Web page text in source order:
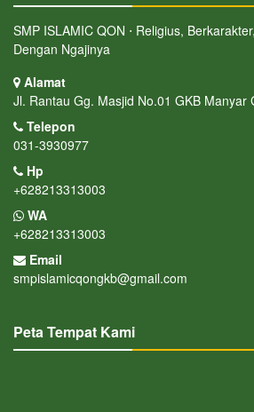
SMP ISLAMIC QON ⋅ Religius,
Dengan Ngajinya
Alamat
Jl. Rantau Gg. Masjid No.01 GKB Manyar
Telepon
031-3930977
Hp
+628213313003
WA
+628213313003
Email
smpislamicqongkb@gmail.com
Peta Tempat Kami